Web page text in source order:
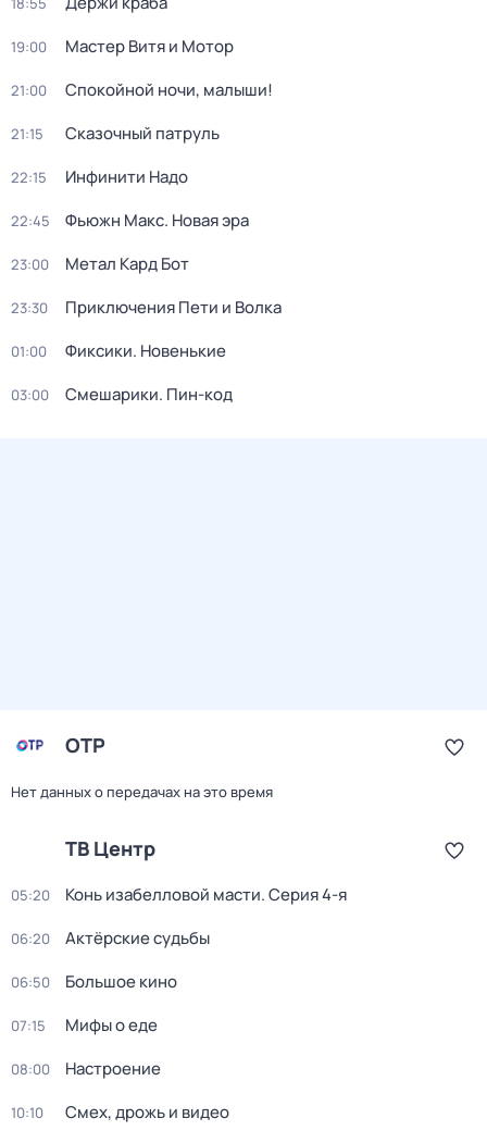
19:00 Мастер Витя и Мотор
21:00 Спокойной ночи, малыши!
21:15 Сказочный патруль
22:15 Инфинити Надо
22:45 Фьюжн Макс. Новая эра
23:00 Метал Кард Бот
23:30 Приключения Пети и Волка
01:00 Фиксики. Новенькие
03:00 Смешарики. Пин-код
ОТР
Нет данных о передачах на это время
ТВ Центр
05:20 Конь изабелловой масти. Серия 4-я
06:20 Актёрские судьбы
06:50 Большое кино
07:15 Мифы о еде
08:00 Настроение
10:10 Смех, дрожь и видео